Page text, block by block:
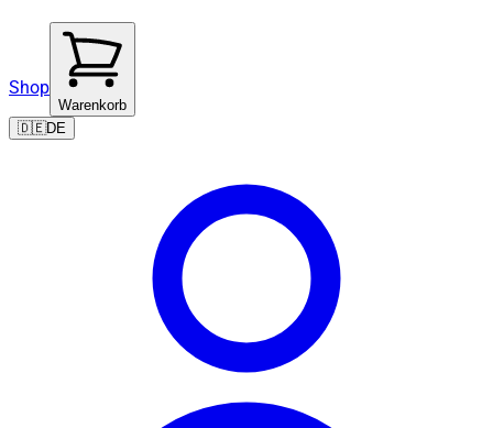
Shop
Warenkorb
🇩🇪DE